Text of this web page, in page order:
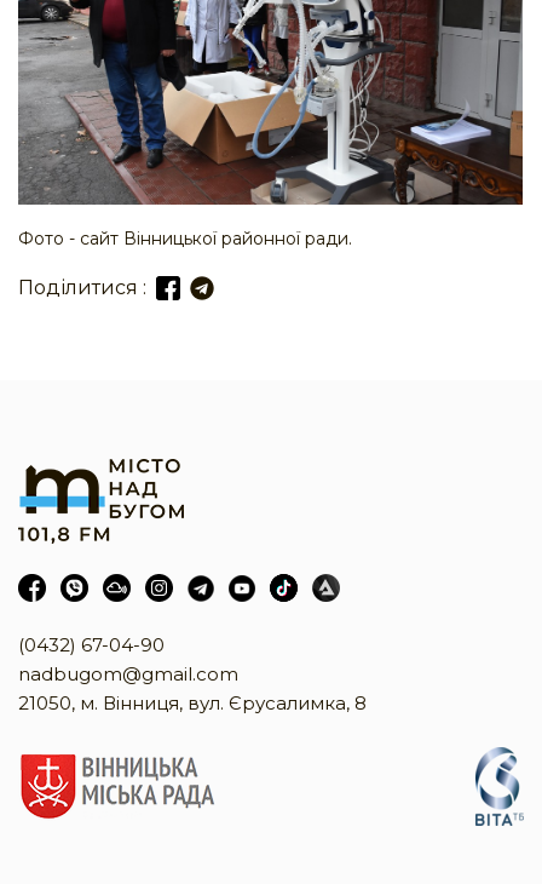
Фото - сайт Вінницької районної ради.
Поділитися :
(0432) 67-04-90
nadbugom@gmail.com
21050, м. Вінниця, вул. Єрусалимка, 8